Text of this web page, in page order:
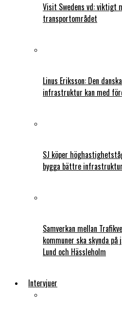
Visit Swedens vd: viktigt
transportområdet
Linus Eriksson: Den
infrastruktur kan med
SJ köper
bygga bättre infrastruktur
Samverkan mellan
kommuner ska skynda på
Lund och Hässleholm
Intervjuer